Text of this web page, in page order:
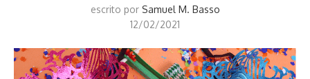
escrito por Samuel M. Basso
12/02/2021